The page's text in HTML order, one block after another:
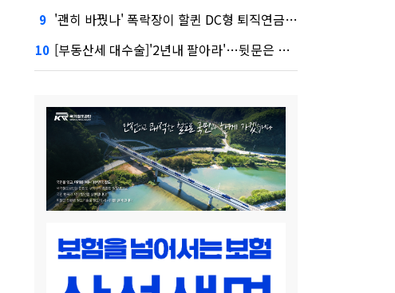
9 '괜히 바꿨나' 폭락장이 할퀸 DC형 퇴직연금…전문가 조언은
10 [부동산세 대수술]'2년내 팔아라'…뒷문은 열었다